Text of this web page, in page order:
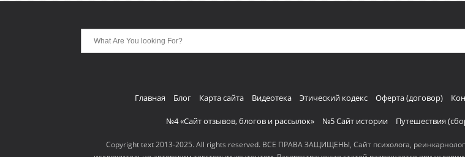
Главная Блог Карта сайта Видеотека Этический кодекс Оферта (договор)
№4 «Сайт отзывов, блогов и рассылок» №5 Сайт истории Путешествия
Copyright text 2013-2025. All rights reserved. ВСЕ ПРАВА ЗАЩИЩЕНЫ, Сайт психолога,